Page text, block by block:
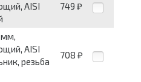
AISI
749 ₽
AISI
резьба
708 ₽